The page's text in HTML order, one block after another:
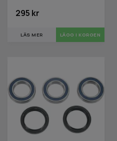
295 kr
LÄS MER LÄGG I KORGEN